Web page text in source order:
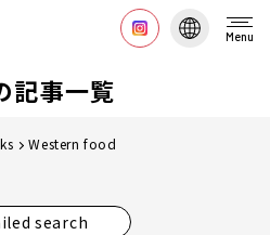
Menu
記事一覧
Western food
search